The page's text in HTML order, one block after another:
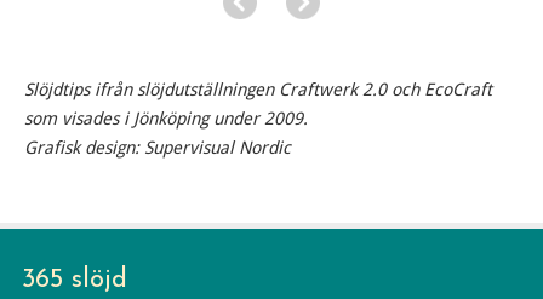
Slöjdtips ifrån slöjdutställningen Craftwerk 2.0 och EcoCraft
som visades i Jönköping under 2009.
Grafisk design: Supervisual Nordic
365 slöjd